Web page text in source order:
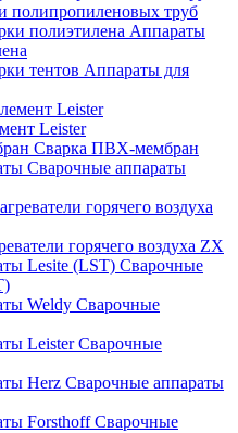
полипропиленовых труб
Аппараты
Аппараты для
Leister
Сварка ПВХ-мембран
Сварочные аппараты
горячего воздуха ZX
Сварочные
Сварочные
Сварочные
Сварочные аппараты
Сварочные